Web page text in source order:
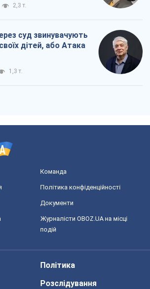
2,3 т.
суд звинувачують
дітей, або Атака
1,3 т.
Команда
Політика конфіденційності
Документи
Журналісти OBOZ.UA на місці
подій
Політика
Розслідування